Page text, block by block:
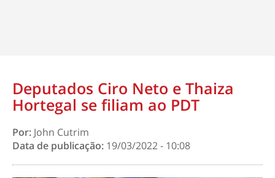
Deputados Ciro Neto e Thaiza
Hortegal se filiam ao PDT
Por: John Cutrim
Data de publicação: 19/03/2022 - 10:08